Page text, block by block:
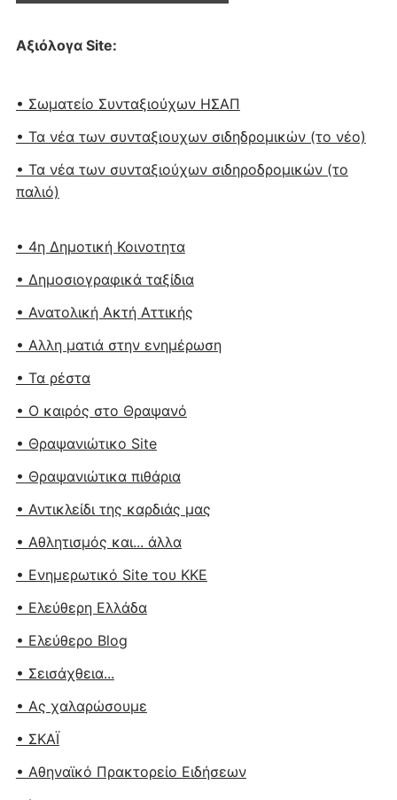
Αξιόλογα Site:
• Σωματείο Συνταξιούχων ΗΣΑΠ
• Τα νέα των συνταξιουχων σιδηδρομικών (το νέο)
• Τα νέα των συνταξιούχων σιδηροδρομικών (το
παλιό)
• 4η Δημοτική Κοινοτητα
• Δημοσιογραφικά ταξίδια
• Ανατολική Ακτή Αττικής
• Αλλη ματιά στην ενημέρωση
• Τα ρέστα
• Ο καιρός στο Θραψανό
• Θραψανιώτικο Site
• Θραψανιώτικα πιθάρια
• Αντικλείδι της καρδιάς μας
• Αθλητισμός και... άλλα
• Ενημερωτικό Site του ΚΚΕ
• Ελεύθερη Ελλάδα
• Ελεύθερο Blog
• Σεισάχθεια...
• Ας χαλαρώσουμε
• ΣΚΑΪ
• Αθηναϊκό Πρακτορείο Ειδήσεων